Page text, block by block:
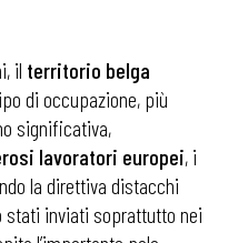
il territorio belga
di occupazione, più
significativa,
lavoratori europei, i
la direttiva distacchi
stati inviati soprattutto nei